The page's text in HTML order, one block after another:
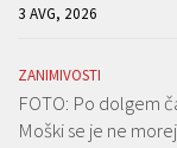
3 AVG, 2026
ZANIMIVOSTI
FOTO: Po dolgem
Moški se je ne